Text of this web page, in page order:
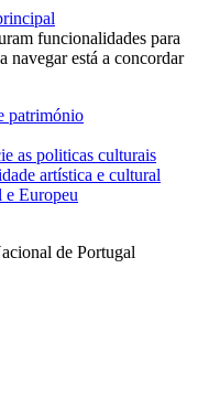
funcionalidades para
navegar está a concordar
património
as politicas culturais
artística e cultural
e Europeu
de Portugal